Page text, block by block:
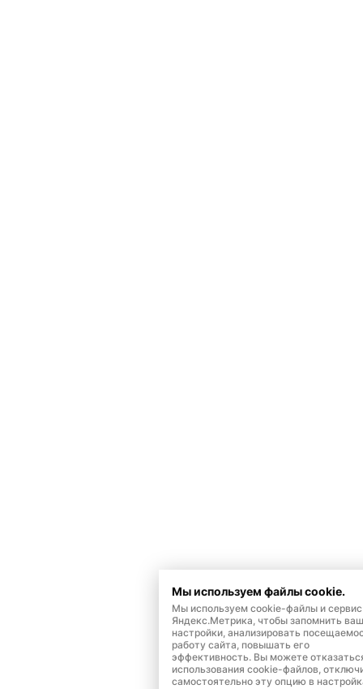
Мы используем файлы cookie.
Мы используем cookie-файлы и сервис
Яндекс.Метрика, чтобы запомнить
настройки, анализировать
работу сайта, повышать его
эффективность. Вы можете
использования cookie-файлов,
самостоятельно эту опцию в